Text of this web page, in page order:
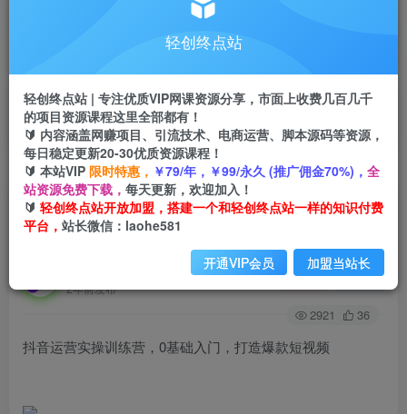
首页 创业课程 会员免费 正文
抖音运营实操训练营，0基础入门，打造爆款短视
频
2年前发布
关注 私信
2921 36
抖音运营实操训练营，0基础入门，打造爆款短视频
轻创终点站
轻创终点站 | 专注优质VIP网课资源分享，市面上收费几百几千
的项目资源课程这里全部都有！
🔰 内容涵盖网赚项目、引流技术、电商运营、脚本源码等资源，
每日稳定更新20-30优质资源课程！
🔰 本站VIP 限时特惠， ￥79/年，￥99/永久 (推广佣金70%)， 全
站资源免费下载， 每天更新，欢迎加入！
🔰 轻创终点站开放加盟，搭建一个和轻创终点站一样的知识付费
平台， 站长微信：laohe581
开通VIP会员 加盟当站长